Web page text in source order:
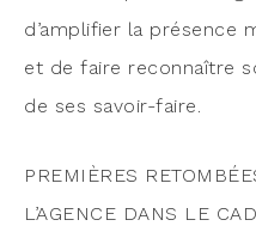
d’am­pli­fier la pré­sence
et de faire recon­naître
de ses savoir-faire.
PREMIÈRES
L’AGENCE DANS LE